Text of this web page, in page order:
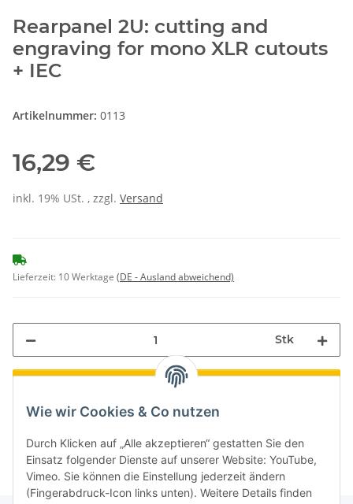
Wie wir Cookies & Co nutzen
Durch Klicken auf „Alle akzeptieren“ gestatten Sie den
Einsatz folgender Dienste auf unserer Website: YouTube,
Vimeo. Sie können die Einstellung jederzeit ändern
(Fingerabdruck-Icon links unten). Weitere Details finden
Rearpanel 2U: cutting and
engraving for mono XLR cutouts
+ IEC
Artikelnummer: 0113
16,29 €
inkl. 19% USt. , zzgl. Versand
Lieferzeit: 10 Werktage (DE - Ausland abweichend)
Stk
Loading...